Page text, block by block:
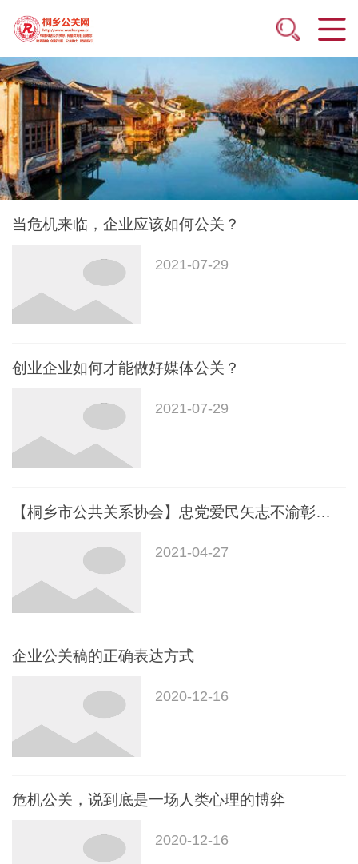
当危机来临，企业应该如何公关？
2021-07-29
创业企业如何才能做好媒体公关？
2021-07-29
【桐乡市公共关系协会】忠党爱民矢志不渝彰显老警风采 一一庆祝建党百年共展银耀警旗系列报道之一一
2021-04-27
企业公关稿的正确表达方式
2020-12-16
危机公关，说到底是一场人类心理的博弈
2020-12-16